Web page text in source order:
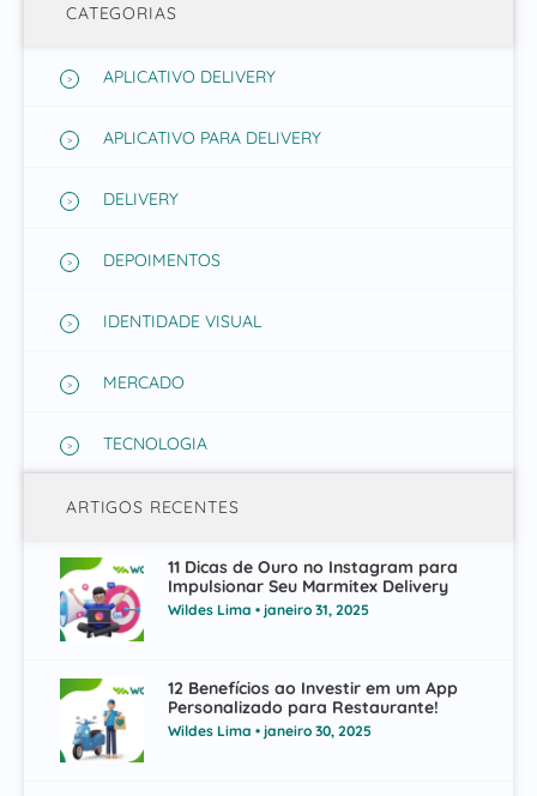
CATEGORIAS
APLICATIVO DELIVERY
APLICATIVO PARA DELIVERY
DELIVERY
DEPOIMENTOS
IDENTIDADE VISUAL
MERCADO
TECNOLOGIA
ARTIGOS RECENTES
11 Dicas de Ouro no Instagram para
Impulsionar Seu Marmitex Delivery
Wildes Lima janeiro 31, 2025
12 Benefícios ao Investir em um App
Personalizado para Restaurante!
Wildes Lima janeiro 30, 2025